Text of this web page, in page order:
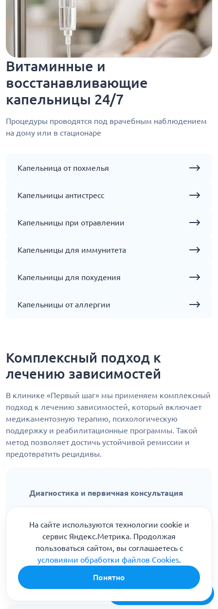
Витаминные и
восстанавливающие
капельницы 24/7
Процедуры проводятся под врачебным наблюдением
на дому или в стационаре
Капельница от похмелья
Капельницы антистресс
Капельницы при отравлении
Капельницы для иммунитета
Капельницы для похудения
Капельницы от аллергии
Комплексный подход к
лечению зависимостей
В клинике «Первый шаг» мы применяем комплексный
подход к лечению зависимостей, который включает
медикаментозную терапию, психологическую
поддержку и реабилитационные программы. Такой
метод позволяет достичь устойчивой ремиссии и
предотвратить рецидивы.
Диагностика и первичная консультация
диагностики и обращения к наркологу. На
этом этапе определяется степень
зависимости, общее состояние здоровья
пациента и разрабатывается
На сайте используются технологии cookie и
сервис Яндекс.Метрика. Продолжая
пользоваться сайтом, вы соглашаетесь с
условиями обработки файлов Cookies.
Понятно
Бесплатная консультация